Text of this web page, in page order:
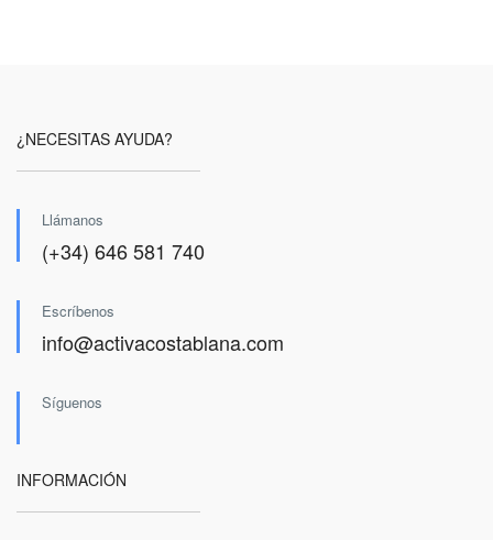
¿NECESITAS AYUDA?
Llámanos
(+34) 646 581 740
Escríbenos
info@activacostablana.com
Síguenos
INFORMACIÓN